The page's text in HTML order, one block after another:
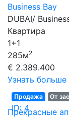
Business Bay
DUBAI/
Квартира
1+1
285м2
€ 2.389.400
Узнать больше
Продажа От
ID: 4
Прекрасные